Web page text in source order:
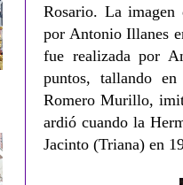
Rosario. La imagen
por Antonio Illanes
fue realizada por
puntos, tallando
Romero Murillo,
ardió cuando la
Jacinto (Triana) en